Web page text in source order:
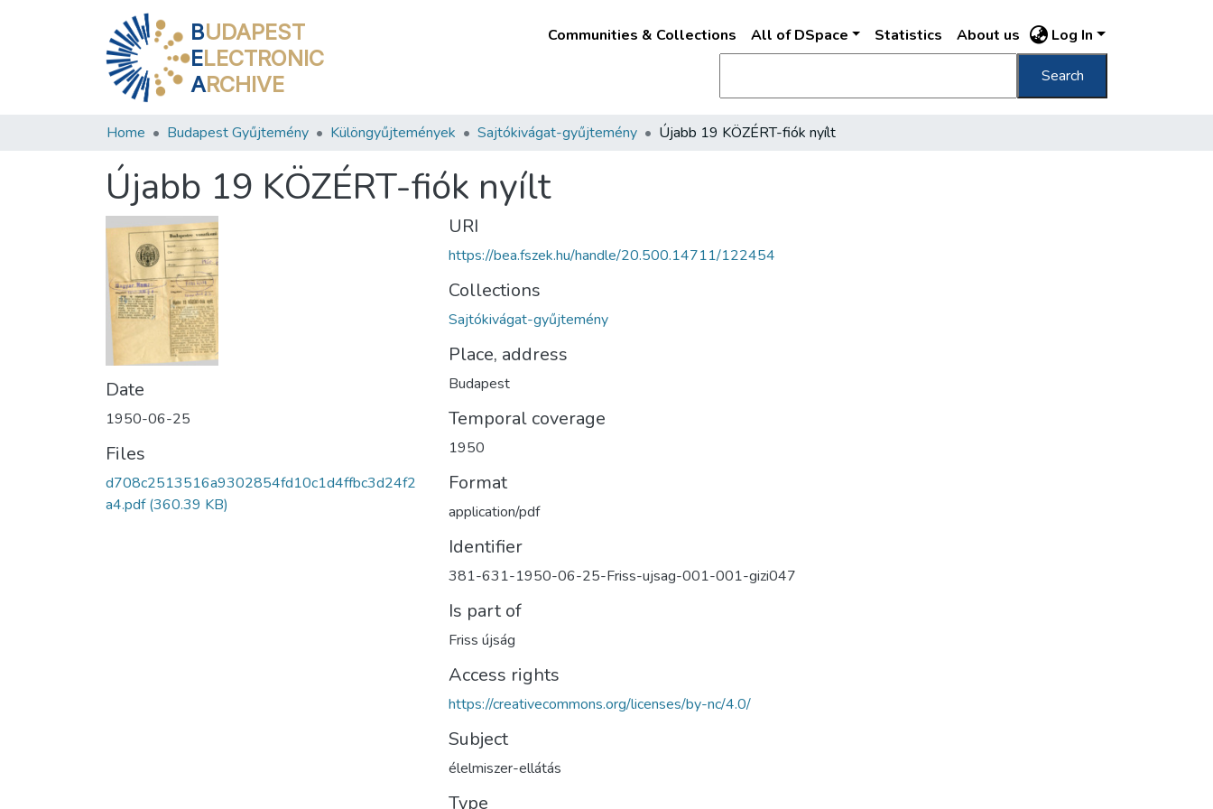
BUDAPEST
ELECTRONIC
ARCHIVE
Communities & Collections All of DSpace Statistics About us Log In
Search
Home Budapest Gyűjtemény Különgyűjtemények Sajtókivágat-gyűjtemény Újabb 19 KÖZÉRT-fiók nyílt
Újabb 19 KÖZÉRT-fiók nyílt
Date
1950-06-25
Files
d708c2513516a9302854fd10c1d4ffbc3d24f2
a4.pdf(360.39 KB)
URI
https://bea.fszek.hu/handle/20.500.14711/122454
Collections
Sajtókivágat-gyűjtemény
Place, address
Budapest
Temporal coverage
1950
Format
application/pdf
Identifier
381-631-1950-06-25-Friss-ujsag-001-001-gizi047
Is part of
Friss újság
Access rights
https://creativecommons.org/licenses/by-nc/4.0/
Subject
élelmiszer-ellátás
Type